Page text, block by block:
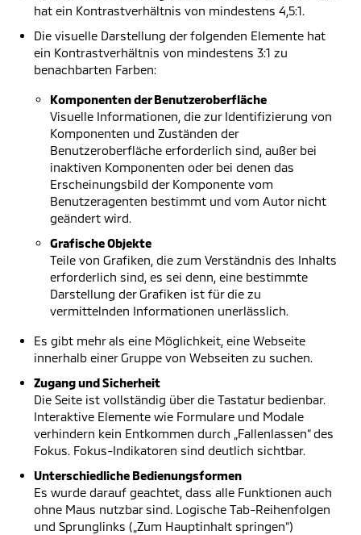
hat ein Kontrastverhältnis von mindestens 4,5:1.
Die visuelle Darstellung der folgenden Elemente hat
ein Kontrastverhältnis von mindestens 3:1 zu
benachbarten Farben:
Komponenten der Benutzeroberfläche
Visuelle Informationen, die zur Identifizierung von
Komponenten und Zuständen der
Benutzeroberfläche erforderlich sind, außer bei
inaktiven Komponenten oder bei denen das
Erscheinungsbild der Komponente vom
Benutzeragenten bestimmt und vom Autor nicht
geändert wird.
Grafische Objekte
Teile von Grafiken, die zum Verständnis des Inhalts
erforderlich sind, es sei denn, eine bestimmte
Darstellung der Grafiken ist für die zu
vermittelnden Informationen unerlässlich.
Es gibt mehr als eine Möglichkeit, eine Webseite
innerhalb einer Gruppe von Webseiten zu suchen.
Zugang und Sicherheit
Die Seite ist vollständig über die Tastatur bedienbar.
Interaktive Elemente wie Formulare und Modale
verhindern kein Entkommen durch „Fallenlassen“ des
Fokus. Fokus-Indikatoren sind deutlich sichtbar.
Unterschiedliche Bedienungsformen
Es wurde darauf geachtet, dass alle Funktionen auch
ohne Maus nutzbar sind. Logische Tab-Reihenfolgen
und Sprunglinks („Zum Hauptinhalt springen“)